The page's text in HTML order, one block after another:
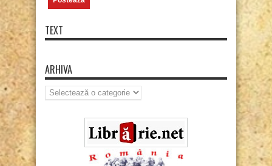
TEXT
ARHIVA
Arhiva